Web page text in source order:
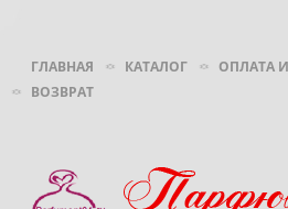
ГЛАВНАЯ КАТАЛОГ ОПЛАТА
ВОЗВРАТ